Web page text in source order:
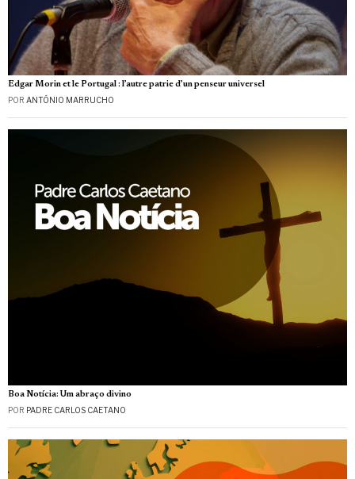
Edgar Morin et le Portugal : l’autre patrie d’un penseur universel
POR ANTÓNIO MARRUCHO
Boa Notícia: Um abraço divino
POR PADRE CARLOS CAETANO